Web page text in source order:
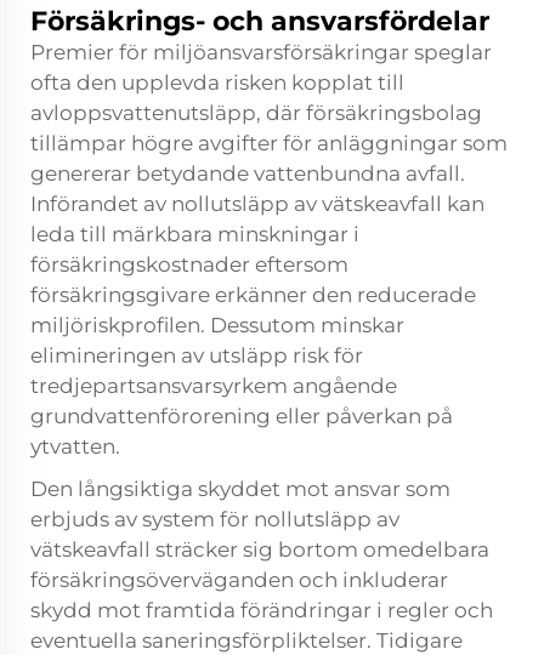
Försäkrings- och ansvarsfördelar
Premier för miljöansvarsförsäkringar speglar
ofta den upplevda risken kopplat till
avloppsvattenutsläpp, där försäkringsbolag
tillämpar högre avgifter för anläggningar som
genererar betydande vattenbundna avfall.
Införandet av nollutsläpp av vätskeavfall kan
leda till märkbara minskningar i
försäkringskostnader eftersom
försäkringsgivare erkänner den reducerade
miljöriskprofilen. Dessutom minskar
elimineringen av utsläpp risk för
tredjepartsansvarsyrkem angående
grundvattenförorening eller påverkan på
ytvatten.
Den långsiktiga skyddet mot ansvar som
erbjuds av system för nollutsläpp av
vätskeavfall sträcker sig bortom omedelbara
försäkringsöverväganden och inkluderar
skydd mot framtida förändringar i regler och
eventuella saneringsförpliktelser. Tidigare